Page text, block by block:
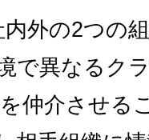
外の2つの
で異なるク
仲介させる